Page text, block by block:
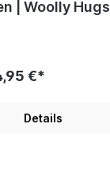
| Woolly Hugs
€*
Details